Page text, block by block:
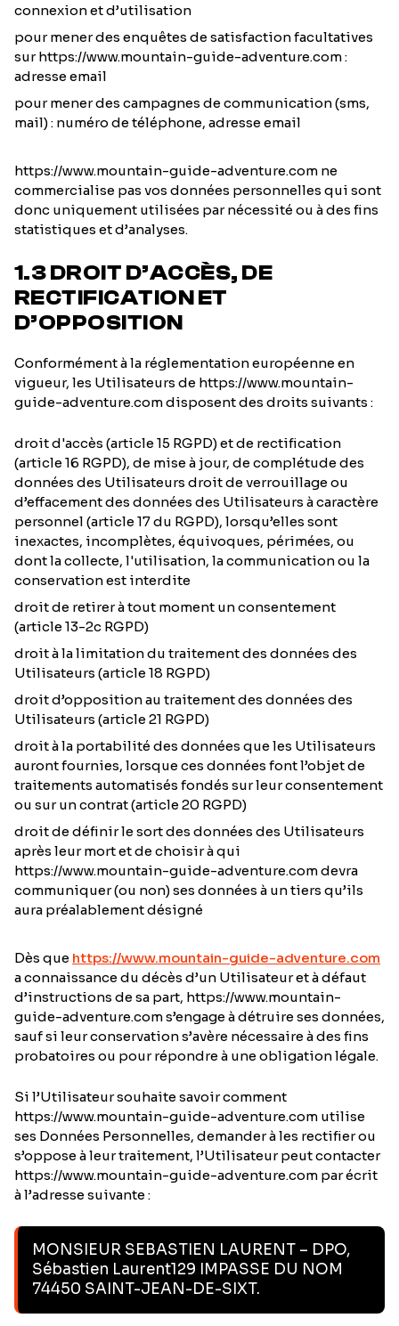
connexion et d’utilisation
pour mener des enquêtes de satisfaction facultatives
sur https://www.mountain-guide-adventure.com :
adresse email
pour mener des campagnes de communication (sms,
mail) : numéro de téléphone, adresse email
https://www.mountain-guide-adventure.com ne
commercialise pas vos données personnelles qui sont
donc uniquement utilisées par nécessité ou à des fins
statistiques et d’analyses.
1.3 DROIT D’ACCÈS, DE
RECTIFICATION ET
D’OPPOSITION
Conformément à la réglementation européenne en
vigueur, les Utilisateurs de https://www.mountain-
guide-adventure.com disposent des droits suivants :
droit d'accès (article 15 RGPD) et de rectification
(article 16 RGPD), de mise à jour, de complétude des
données des Utilisateurs droit de verrouillage ou
d’effacement des données des Utilisateurs à caractère
personnel (article 17 du RGPD), lorsqu’elles sont
inexactes, incomplètes, équivoques, périmées, ou
dont la collecte, l'utilisation, la communication ou la
conservation est interdite
droit de retirer à tout moment un consentement
(article 13-2c RGPD)
droit à la limitation du traitement des données des
Utilisateurs (article 18 RGPD)
droit d’opposition au traitement des données des
Utilisateurs (article 21 RGPD)
droit à la portabilité des données que les Utilisateurs
auront fournies, lorsque ces données font l’objet de
traitements automatisés fondés sur leur consentement
ou sur un contrat (article 20 RGPD)
droit de définir le sort des données des Utilisateurs
après leur mort et de choisir à qui
https://www.mountain-guide-adventure.com devra
communiquer (ou non) ses données à un tiers qu’ils
aura préalablement désigné
Dès que https://www.mountain-guide-adventure.com
a connaissance du décès d’un Utilisateur et à défaut
d’instructions de sa part, https://www.mountain-
guide-adventure.com s’engage à détruire ses données,
sauf si leur conservation s’avère nécessaire à des fins
probatoires ou pour répondre à une obligation légale.
Si l’Utilisateur souhaite savoir comment
https://www.mountain-guide-adventure.com utilise
ses Données Personnelles, demander à les rectifier ou
s’oppose à leur traitement, l’Utilisateur peut contacter
https://www.mountain-guide-adventure.com par écrit
à l’adresse suivante :
MONSIEUR SEBASTIEN LAURENT – DPO,
Sébastien Laurent129 IMPASSE DU NOM
74450 SAINT-JEAN-DE-SIXT.